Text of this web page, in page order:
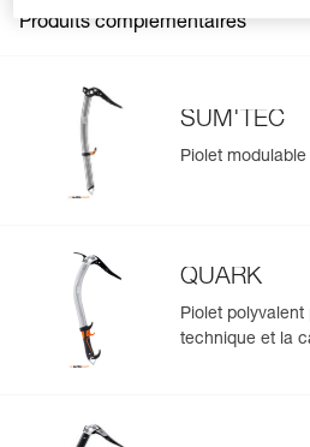
Produits complémentaires
SUM'TEC
Piolet
QUARK
Piolet polyvalent
technique et la